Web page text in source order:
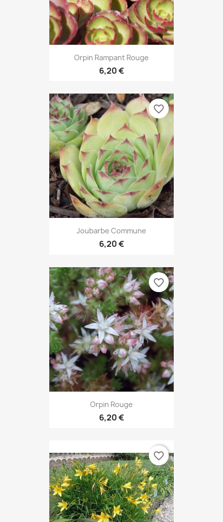
Orpin Rampant Rouge
6,20 €
Joubarbe Commune
6,20 €
favorite_border
Orpin Rouge
6,20 €
favorite_border
favorite_border